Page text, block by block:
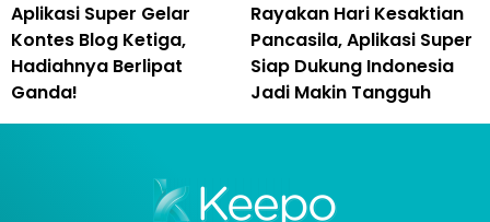
Aplikasi Super Gelar
Kontes Blog Ketiga,
Hadiahnya Berlipat
Ganda!
Rayakan Hari Kesaktian
Pancasila, Aplikasi Super
Siap Dukung Indonesia
Jadi Makin Tangguh